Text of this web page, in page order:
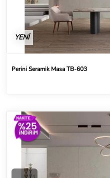
YENİ
Perini Seramik Masa TB-603